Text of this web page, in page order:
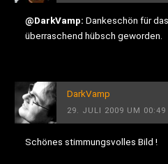
@DarkVamp: Dankeschön für
überraschend hübsch geworden.
DarkVamp
29. JULI 2009 UM 00:49
Schönes stimmungsvolles Bild !